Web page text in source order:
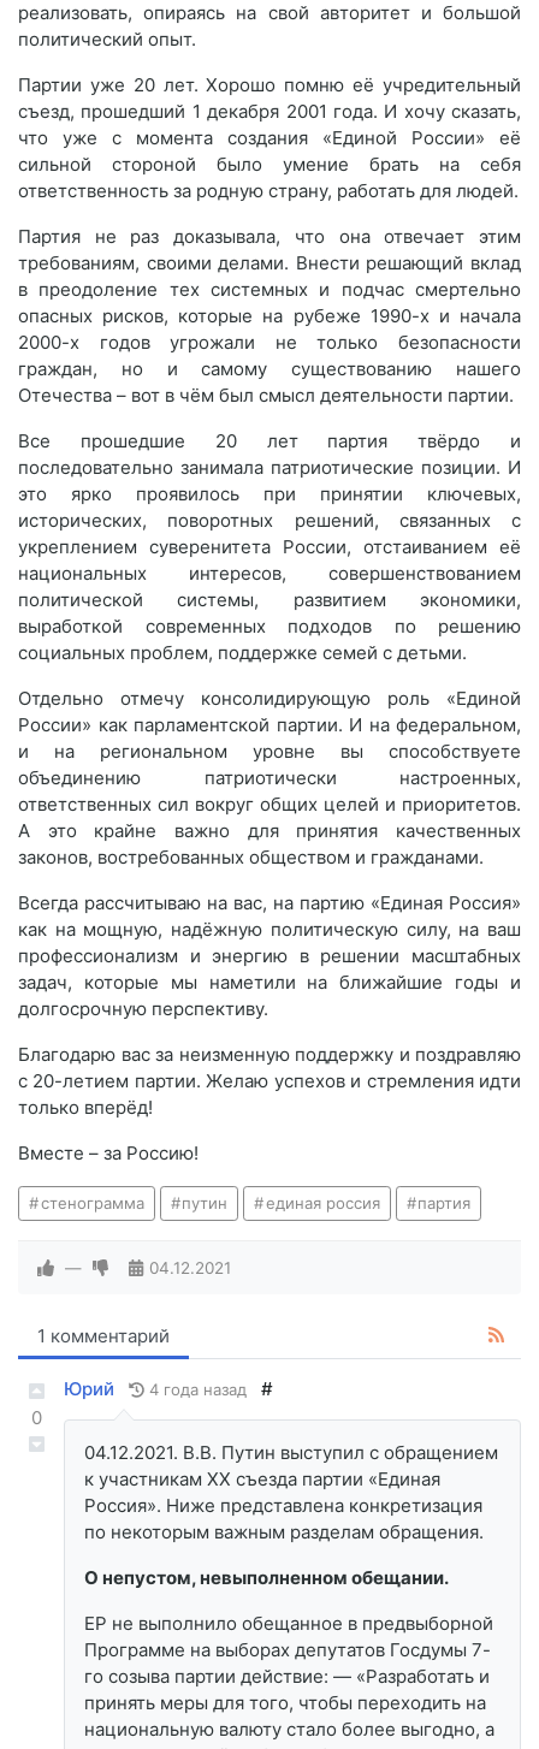
реализовать, опираясь на свой авторитет и большой
политический опыт.
Партии уже 20 лет. Хорошо помню её учредительный
съезд, прошедший 1 декабря 2001 года. И хочу сказать,
что уже с момента создания «Единой России» её
сильной стороной было умение брать на себя
ответственность за родную страну, работать для людей.
Партия не раз доказывала, что она отвечает этим
требованиям, своими делами. Внести решающий вклад
в преодоление тех системных и подчас смертельно
опасных рисков, которые на рубеже 1990-х и начала
2000-х годов угрожали не только безопасности
граждан, но и самому существованию нашего
Отечества – вот в чём был смысл деятельности партии.
Все прошедшие 20 лет партия твёрдо и
последовательно занимала патриотические позиции. И
это ярко проявилось при принятии ключевых,
исторических, поворотных решений, связанных с
укреплением суверенитета России, отстаиванием её
национальных интересов, совершенствованием
политической системы, развитием экономики,
выработкой современных подходов по решению
социальных проблем, поддержке семей с детьми.
Отдельно отмечу консолидирующую роль «Единой
России» как парламентской партии. И на федеральном,
и на региональном уровне вы способствуете
объединению патриотически настроенных,
ответственных сил вокруг общих целей и приоритетов.
А это крайне важно для принятия качественных
законов, востребованных обществом и гражданами.
Всегда рассчитываю на вас, на партию «Единая Россия»
как на мощную, надёжную политическую силу, на ваш
профессионализм и энергию в решении масштабных
задач, которые мы наметили на ближайшие годы и
долгосрочную перспективу.
Благодарю вас за неизменную поддержку и поздравляю
с 20-летием партии. Желаю успехов и стремления идти
только вперёд!
Вместе – за Россию!
стенограмма путин единая россия партия
— 04.12.2021
1 комментарий
0
Юрий 4 года назад #
04.12.2021. В.В. Путин выступил с обращением
к участникам XX съезда партии «Единая
Россия». Ниже представлена конкретизация
по некоторым важным разделам обращения.
О непустом, невыполненном обещании.
ЕР не выполнило обещанное в предвыборной
Программе на выборах депутатов Госдумы 7-
го созыва партии действие: — «Разработать и
принять меры для того, чтобы переходить на
национальную валюту стало более выгодно, а